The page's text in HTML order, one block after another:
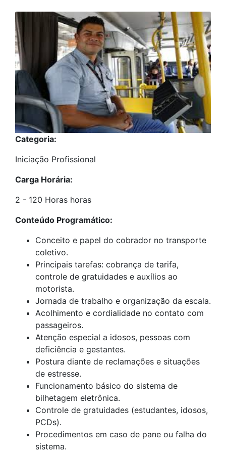
Categoria:
Iniciação Profissional
Carga Horária:
2 - 120 Horas horas
Conteúdo Programático:
Conceito e papel do cobrador no transporte
coletivo.
Principais tarefas: cobrança de tarifa,
controle de gratuidades e auxílios ao
motorista.
Jornada de trabalho e organização da escala.
Acolhimento e cordialidade no contato com
passageiros.
Atenção especial a idosos, pessoas com
deficiência e gestantes.
Postura diante de reclamações e situações
de estresse.
Funcionamento básico do sistema de
bilhetagem eletrônica.
Controle de gratuidades (estudantes, idosos,
PCDs).
Procedimentos em caso de pane ou falha do
sistema.